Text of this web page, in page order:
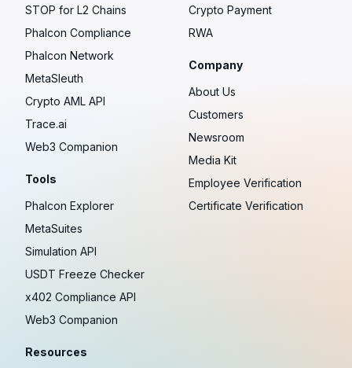
STOP for L2 Chains
Phalcon Compliance
Phalcon Network
MetaSleuth
Crypto AML API
Trace.ai
Web3 Companion
Tools
Phalcon Explorer
MetaSuites
Simulation API
USDT Freeze Checker
x402 Compliance API
Web3 Companion
Resources
Crypto Payment
RWA
Company
About Us
Customers
Newsroom
Media Kit
Employee Verification
Certificate Verification